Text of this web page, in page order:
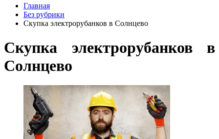
Главная
Без рубрики
Скупка электрорубанков в Солнцево
Скупка электрорубанков в
Солнцево